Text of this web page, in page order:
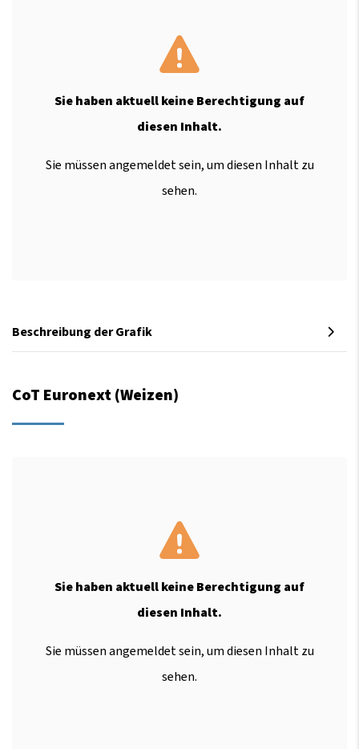
Sie haben aktuell keine Berechtigung auf
diesen Inhalt.
Sie müssen angemeldet sein, um diesen Inhalt zu
sehen.
Beschreibung der Grafik
CoT Euronext (Weizen)
Sie haben aktuell keine Berechtigung auf
diesen Inhalt.
Sie müssen angemeldet sein, um diesen Inhalt zu
sehen.